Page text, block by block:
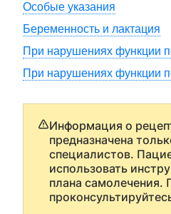
Особые указания
Беременность и лактация
При нарушениях функции
При нарушениях функции
Информация о
предназначена
специалистов.
использовать
плана самолечения.